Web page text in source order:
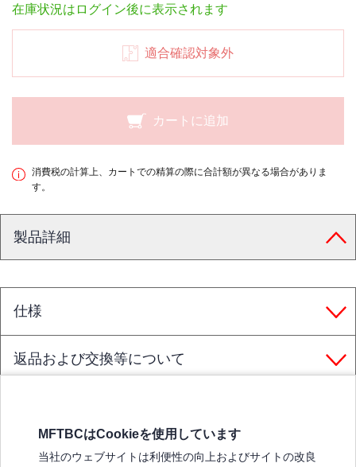
在庫状況はログイン後に表示されます
適合確認対象外
カートに追加
消費税の計算上、カートでの精算の際に合計額が異なる場合がありま
す。
製品詳細
仕様
返品および交換等について
MFTBCはCookieを使用しています
当社のウェブサイトは利便性の向上およびサイトの改良